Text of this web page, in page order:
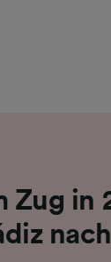
Zug in